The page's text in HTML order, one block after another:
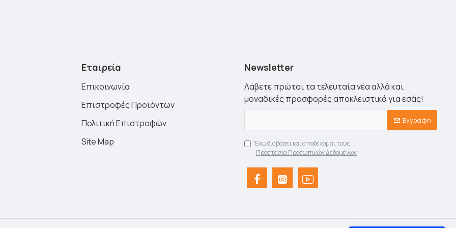
Εταιρεία
Επικοινωνία
Επιστροφές Προϊόντων
Πολιτική Επιστροφών
Site Map
Newsletter
Λάβετε πρώτοι τα τελευταία νέα αλλά και
μοναδικές προσφορές αποκλειστικά για εσάς!
Εγγραφη
Έχω διαβάσει και αποδέχομαι τους
Προστασία Προσωπικών Δεδομένων